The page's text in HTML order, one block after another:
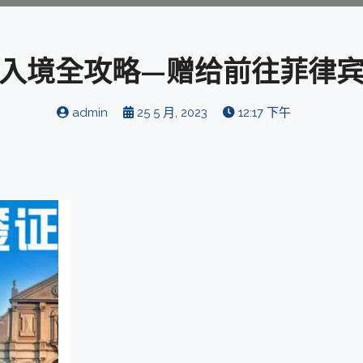
境全攻略—赠给前往菲律
admin 25 5 月, 2023 12:17 下午